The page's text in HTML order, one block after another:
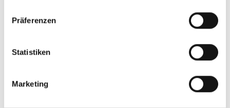
Präferenzen
Statistiken
Marketing
Farbe: Charcoal glänzend
6.199,00 EUR